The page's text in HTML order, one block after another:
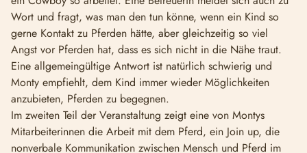
Wort und fragt, was man den tun könne, wenn ein Kind so
gerne Kontakt zu Pferden hätte, aber gleichzeitig so viel
Angst vor Pferden hat, dass es sich nicht in die Nähe traut.
Eine allgemeingültige Antwort ist natürlich schwierig und
Monty empfiehlt, dem Kind immer wieder Möglichkeiten
anzubieten, Pferden zu begegnen.
Im zweiten Teil der Veranstaltung zeigt eine von Montys
Mitarbeiterinnen die Arbeit mit dem Pferd, ein Join up, die
nonverbale Kommunikation zwischen Mensch und Pferd im